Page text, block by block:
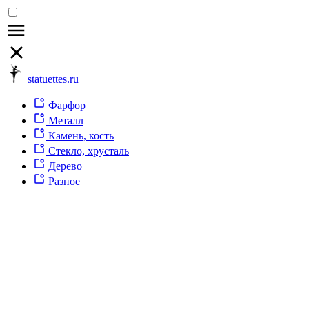
statuettes.ru
Фарфор
Металл
Камень, кость
Стекло, хрусталь
Дерево
Разное